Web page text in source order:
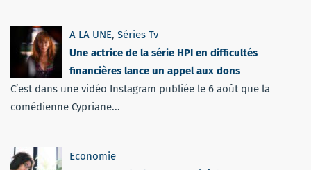
A LA UNE, Séries Tv
Une actrice de la série HPI en difficultés
financières lance un appel aux dons
C’est dans une vidéo Instagram publiée le 6 août que la
comédienne Cypriane...
Economie